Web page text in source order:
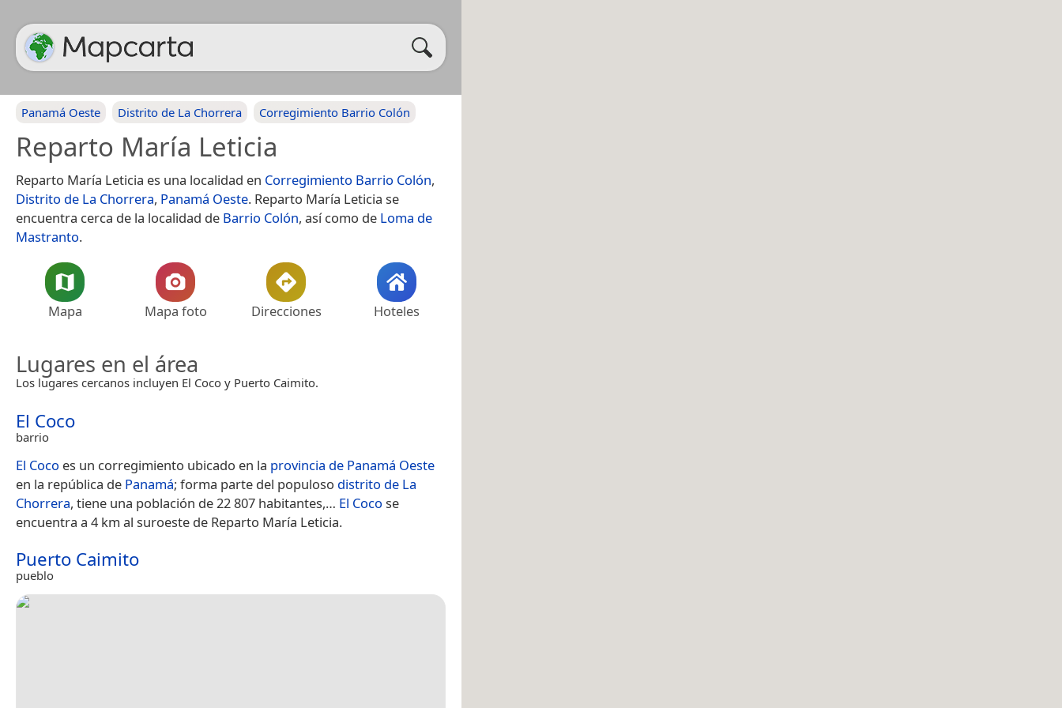
Panamá Oeste Distrito de La Chorrera Corregimiento Barrio Colón
Reparto María Leticia
Reparto María Leticia es una localidad en Corregimiento Barrio Colón,
Distrito de La Chorrera, Panamá Oeste. Reparto María Leticia se
encuentra cerca de la localidad de Barrio Colón, así como de Loma de
Mastranto.
Mapa Mapa foto Direcciones Hoteles
Lugares en el área
Los lugares cercanos incluyen El Coco y Puerto Caimito.
El Coco
barrio
El Coco es un corregimiento ubicado en la provincia de Panamá Oeste
en la república de Panamá; forma parte del populoso distrito de La
Chorrera, tiene una población de 22 807 habitantes,​… El Coco se
encuentra a 4 km al suroeste de Reparto María Leticia.
Puerto Caimito
pueblo